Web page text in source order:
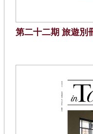
第二十二期 旅遊別